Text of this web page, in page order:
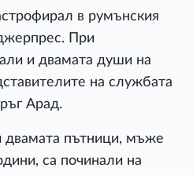
в румънския
При
и двамата души на
на службата
Арад.
двамата пътници, мъже
са починали на